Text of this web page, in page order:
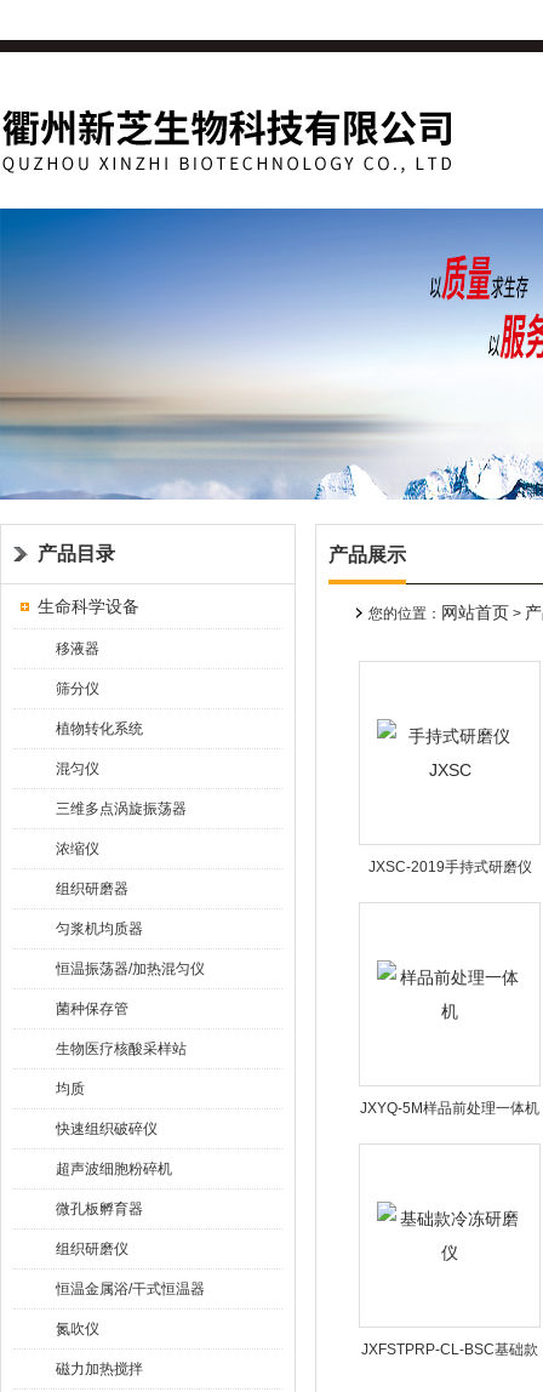
产品目录
生命科学设备
移液器
筛分仪
植物转化系统
混匀仪
三维多点涡旋振荡器
浓缩仪
组织研磨器
匀浆机均质器
恒温振荡器/加热混匀仪
菌种保存管
生物医疗核酸采样站
均质
快速组织破碎仪
超声波细胞粉碎机
微孔板孵育器
组织研磨仪
恒温金属浴/干式恒温器
氮吹仪
磁力加热搅拌
产品展示
您的位置： 网站首页 >
JXSC-2019手持式研磨仪
JXSC
JXYQ-5M样品前处理一体机
JXFSTPRP-CL-BSC基础款